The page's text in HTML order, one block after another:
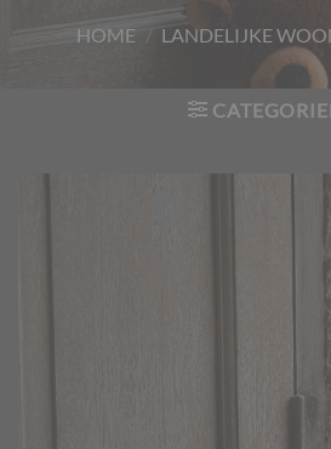
HOME / LANDELIJKE